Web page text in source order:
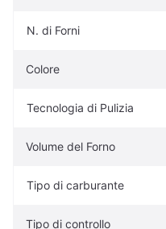
N. di Forni
Colore
Tecnologia di Pulizia
Volume del Forno
Tipo di carburante
Tipo di controllo